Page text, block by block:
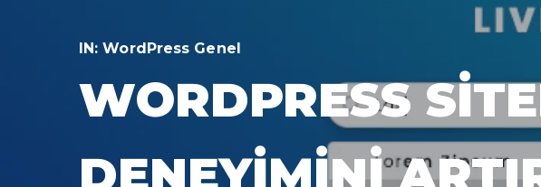
IN: WordPress Genel
WORDPRESS
DENEYIMINI